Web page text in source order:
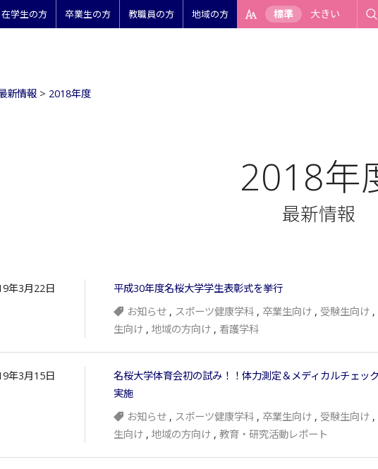
在学生の方 卒業生の方 教職員の方 地域の方 標準 大きい
新情報 > 2018年度
2018年
最新情報
年3月22日
平成30年度名桜大学学生表彰式を挙行
お知らせ , スポーツ健康学科 , 卒業生向け , 受験生向け ,
生向け , 地域の方向け , 看護学科
年3月15日
名桜大学体育会初の試み！！体力測定＆メディカルチェッ
実施
お知らせ , スポーツ健康学科 , 卒業生向け , 受験生向け ,
生向け , 地域の方向け , 教育・研究活動レポート